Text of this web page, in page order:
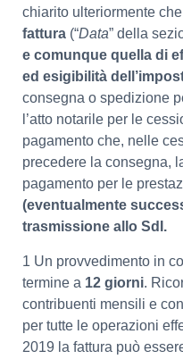
chiarito ulteriormente che
fattura (“Data” della
e comunque quella di
ed esigibilità
consegna o spedizione
l’atto notarile per le
pagamento che, nelle
precedere la consegna,
pagamento per le
(eventualmente
trasmissione allo SdI.
1 Un provvedimento in
termine a 12 giorni.
contribuenti mensili e
per tutte le operazioni
2019 la fattura può